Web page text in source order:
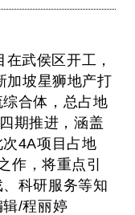
武侯区开工，
加坡星狮地产打
合体，总占地
期推进，涵盖
4A项目占地
作，将重点引
科研服务等知
/程丽婷